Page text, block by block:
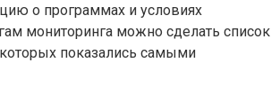
о программах и условиях
мониторинга можно сделать список
показались самыми